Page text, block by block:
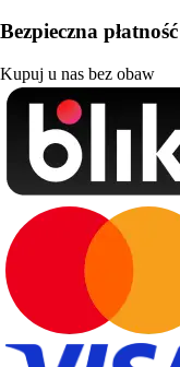
Bezpieczna płatność
Kupuj u nas bez obaw